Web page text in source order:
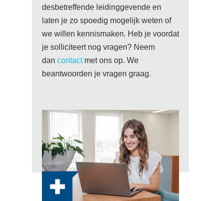
desbetreffende leidinggevende en
laten je zo spoedig mogelijk weten of
we willen kennismaken. Heb je voordat
je solliciteert nog vragen? Neem
dan contactmet ons op. We
beantwoorden je vragen graag.